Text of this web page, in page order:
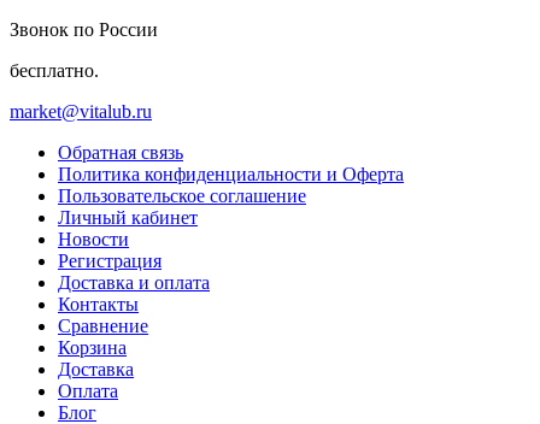
Звонок по России
бесплатно.
market@vitalub.ru
Обратная связь
Политика конфиденциальности и Оферта
Пользовательское соглашение
Личный кабинет
Новости
Регистрация
Доставка и оплата
Контакты
Сравнение
Корзина
Доставка
Оплата
Блог